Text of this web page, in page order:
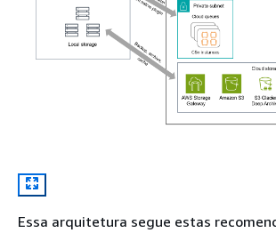
Essa arquitetura segue estas